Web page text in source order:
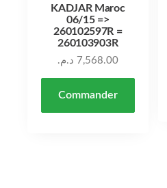
KADJAR Maroc
06/15 =>
260102597R =
260103903R
7,568.00 د.م.
Commander